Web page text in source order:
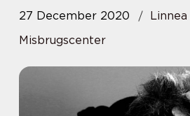
27 December 2020
Linnea
Misbrugscenter